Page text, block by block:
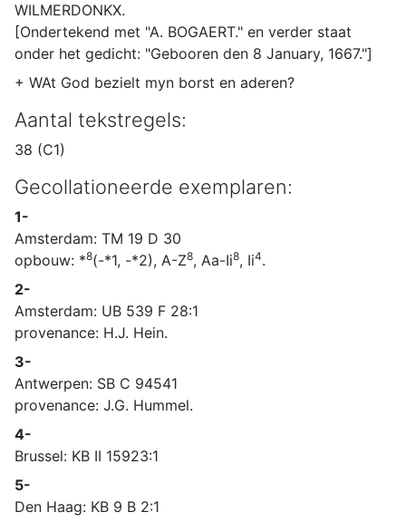
WILMERDONKX.
[Ondertekend met "A. BOGAERT." en verder staat
onder het gedicht: "Gebooren den 8 January, 1667."]
+ WAt God bezielt myn borst en aderen?
Aantal tekstregels:
38 (C1)
Gecollationeerde exemplaren:
1-
Amsterdam: TM 19 D 30
opbouw: *8(-*1, -*2), A-Z8, Aa-Ii8, Ii4.
2-
Amsterdam: UB 539 F 28:1
provenance: H.J. Hein.
3-
Antwerpen: SB C 94541
provenance: J.G. Hummel.
4-
Brussel: KB II 15923:1
5-
Den Haag: KB 9 B 2:1